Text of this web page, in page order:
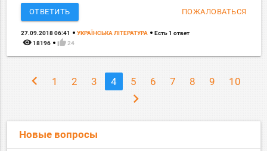
ОТВЕТИТЬ ПОЖАЛОВАТЬСЯ
27.09.2018 06:41 УКРАЇНСЬКА ЛІТЕРАТУРА Есть 1 ответ
remove_red_eye 18196 thumb_up 24
chevron_left 1 2 3 4 5 6 7 8 9 10
chevron_right
Новые вопросы